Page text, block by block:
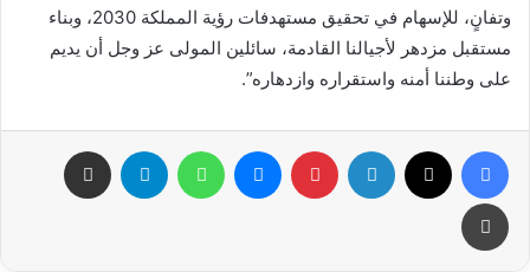
وتفانٍ، للإسهام في تحقيق مستهدفات رؤية المملكة 2030، وبناء
مستقبل مزدهر لأجيالنا القادمة، سائلين المولى عز وجل أن يديم
على وطننا أمنه واستقراره وازدهاره”.